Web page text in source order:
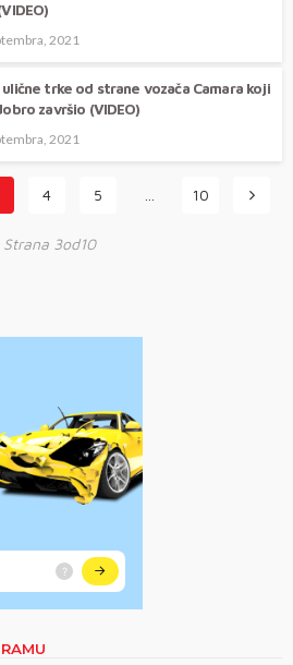
2021
ulične trke od strane vozača Camara koji
završio (VIDEO)
2021
4 5 10
Strana 3od10